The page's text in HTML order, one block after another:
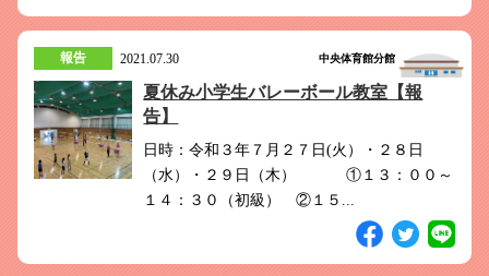
報告 2021.07.30 中央体育館分館
夏休み小学生バレーボール教室【報
告】
日時：令和３年７月２７日(火）・２８日
（水）・２９日（木） ①１３：００～
１４：３０（初級） ②１５...